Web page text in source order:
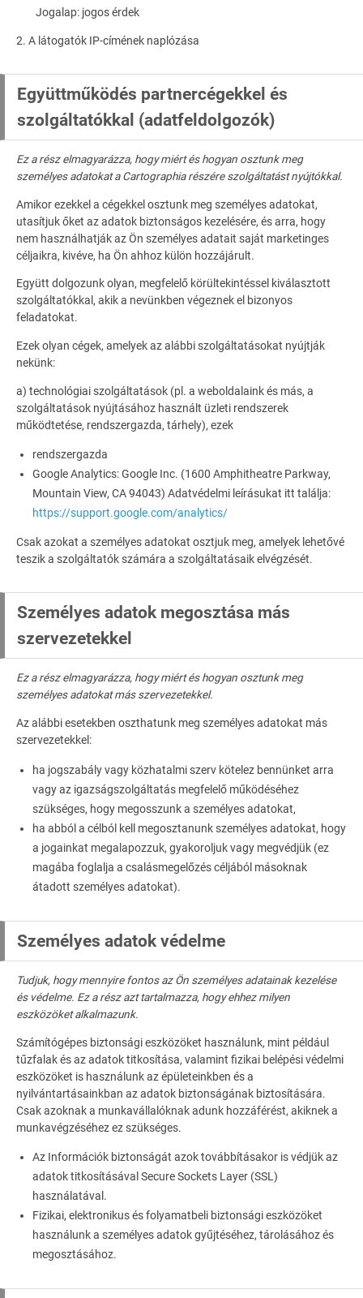
Jogalap: jogos érdek
2. A látogatók IP-címének naplózása
Együttműködés partnercégekkel és
szolgáltatókkal (adatfeldolgozók)
Ez a rész elmagyarázza, hogy miért és hogyan osztunk meg
személyes adatokat a Cartographia részére szolgáltatást nyújtókkal.
Amikor ezekkel a cégekkel osztunk meg személyes adatokat,
utasítjuk őket az adatok biztonságos kezelésére, és arra, hogy
nem használhatják az Ön személyes adatait saját marketinges
céljaikra, kivéve, ha Ön ahhoz külön hozzájárult.
Együtt dolgozunk olyan, megfelelő körültekintéssel kiválasztott
szolgáltatókkal, akik a nevünkben végeznek el bizonyos
feladatokat.
Ezek olyan cégek, amelyek az alábbi szolgáltatásokat nyújtják
nekünk:
a) technológiai szolgáltatások (pl. a weboldalaink és más, a
szolgáltatások nyújtásához használt üzleti rendszerek
működtetése, rendszergazda, tárhely), ezek
rendszergazda
Google Analytics: Google Inc. (1600 Amphitheatre Parkway,
Mountain View, CA 94043) Adatvédelmi leírásukat itt találja:
https://support.google.com/analytics/
Csak azokat a személyes adatokat osztjuk meg, amelyek lehetővé
teszik a szolgáltatók számára a szolgáltatásaik elvégzését.
Személyes adatok megosztása más
szervezetekkel
Ez a rész elmagyarázza, hogy miért és hogyan osztunk meg
személyes adatokat más szervezetekkel.
Az alábbi esetekben oszthatunk meg személyes adatokat más
szervezetekkel:
ha jogszabály vagy közhatalmi szerv kötelez bennünket arra
vagy az igazságszolgáltatás megfelelő működéséhez
szükséges, hogy megosszunk a személyes adatokat,
ha abból a célból kell megosztanunk személyes adatokat, hogy
a jogainkat megalapozzuk, gyakoroljuk vagy megvédjük (ez
magába foglalja a csalásmegelőzés céljából másoknak
átadott személyes adatokat).
Személyes adatok védelme
Tudjuk, hogy mennyire fontos az Ön személyes adatainak kezelése
és védelme. Ez a rész azt tartalmazza, hogy ehhez milyen
eszközöket alkalmazunk.
Számítógépes biztonsági eszközöket használunk, mint például
tűzfalak és az adatok titkosítása, valamint fizikai belépési védelmi
eszközöket is használunk az épületeinkben és a
nyilvántartásainkban az adatok biztonságának biztosítására.
Csak azoknak a munkavállalóknak adunk hozzáférést, akiknek a
munkavégzéséhez ez szükséges.
Az Információk biztonságát azok továbbításakor is védjük az
adatok titkosításával Secure Sockets Layer (SSL)
használatával.
Fizikai, elektronikus és folyamatbeli biztonsági eszközöket
használunk a személyes adatok gyűjtéséhez, tárolásához és
megosztásához.